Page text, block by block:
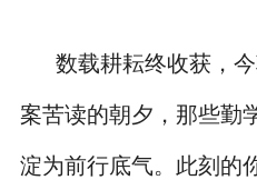
数载耕耘终收获，
案苦读的朝夕，那些勤
淀为前行底气。此刻的